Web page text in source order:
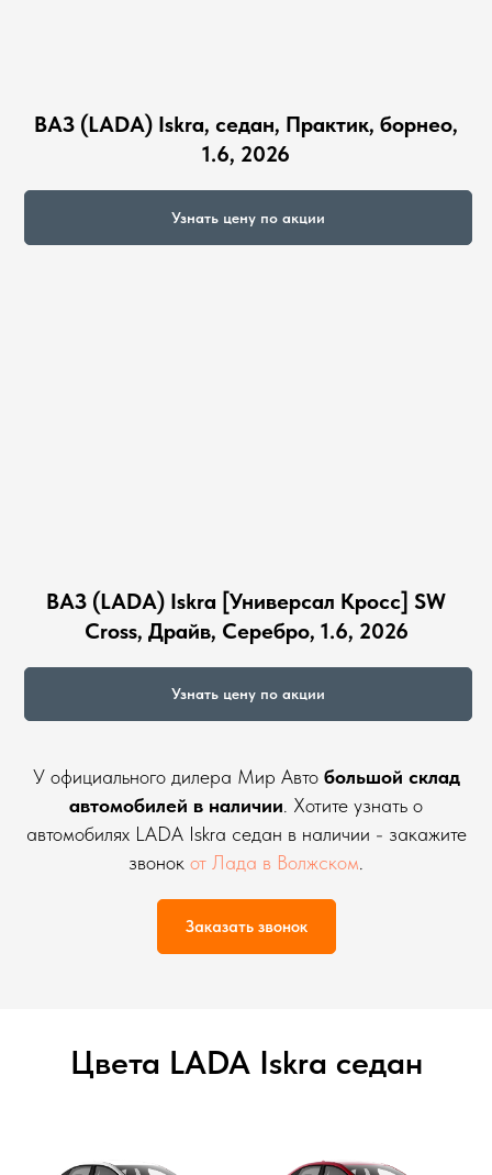
ВАЗ (LADA) Iskra, седан, Практик, борнео,
1.6, 2026
Узнать цену по акции
ВАЗ (LADA) Iskra [Универсал Кросс] SW
Cross, Драйв, Серебро, 1.6, 2026
Узнать цену по акции
У официального дилера Мир Авто большой склад
автомобилей в наличии. Хотите узнать о
автомобилях LADA Iskra седан в наличии - закажите
звонок от Лада в Волжском.
Заказать звонок
Цвета LADA Iskra седан